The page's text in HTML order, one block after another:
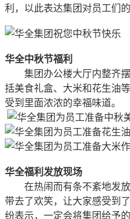
利，以此表达集团对员工们
华全中秋节福利
集团办公楼大厅内整齐摆
括美食礼盒、大米和花生油
受到里面浓浓的幸福味道。
华全福利发放现场
在热闹而有条不紊地发放
带去了欢笑，让大家感受到
纷表示，一定会将集团给予